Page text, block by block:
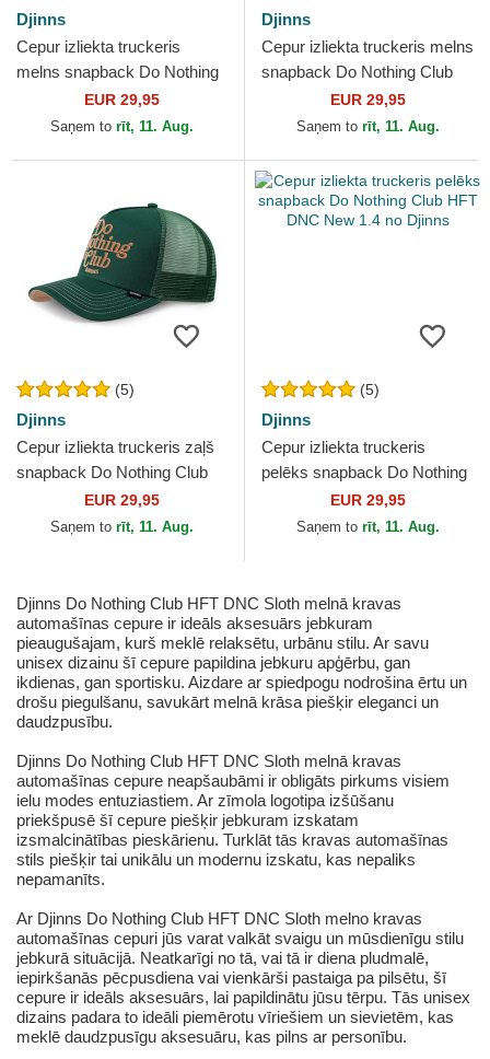
Djinns
Cepur izliekta truckeris
melns snapback Do Nothing
Club HFT DNC SunDown no
Djinns
EUR 29,95
Saņem to rīt, 11. Aug.
Djinns
Cepur izliekta truckeris melns
snapback Do Nothing Club
HFT DNC Cherry no Djinns
EUR 29,95
Saņem to rīt, 11. Aug.
(5)
Djinns
Cepur izliekta truckeris zaļš
snapback Do Nothing Club
HFT DNC 30th no Djinns
EUR 29,95
Saņem to rīt, 11. Aug.
(5)
Djinns
Cepur izliekta truckeris
pelēks snapback Do Nothing
Club HFT DNC New 1.4 no
Djinns
EUR 29,95
Saņem to rīt, 11. Aug.
Djinns Do Nothing Club HFT DNC Sloth melnā kravas
automašīnas cepure ir ideāls aksesuārs jebkuram
pieaugušajam, kurš meklē relaksētu, urbānu stilu. Ar savu
unisex dizainu šī cepure papildina jebkuru apģērbu, gan
ikdienas, gan sportisku. Aizdare ar spiedpogu nodrošina ērtu un
drošu piegulšanu, savukārt melnā krāsa piešķir eleganci un
daudzpusību.
Djinns Do Nothing Club HFT DNC Sloth melnā kravas
automašīnas cepure neapšaubāmi ir obligāts pirkums visiem
ielu modes entuziastiem. Ar zīmola logotipa izšūšanu
priekšpusē šī cepure piešķir jebkuram izskatam
izsmalcinātības pieskārienu. Turklāt tās kravas automašīnas
stils piešķir tai unikālu un modernu izskatu, kas nepaliks
nepamanīts.
Ar Djinns Do Nothing Club HFT DNC Sloth melno kravas
automašīnas cepuri jūs varat valkāt svaigu un mūsdienīgu stilu
jebkurā situācijā. Neatkarīgi no tā, vai tā ir diena pludmalē,
iepirkšanās pēcpusdiena vai vienkārši pastaiga pa pilsētu, šī
cepure ir ideāls aksesuārs, lai papildinātu jūsu tērpu. Tās unisex
dizains padara to ideāli piemērotu vīriešiem un sievietēm, kas
meklē daudzpusīgu aksesuāru, kas pilns ar personību.